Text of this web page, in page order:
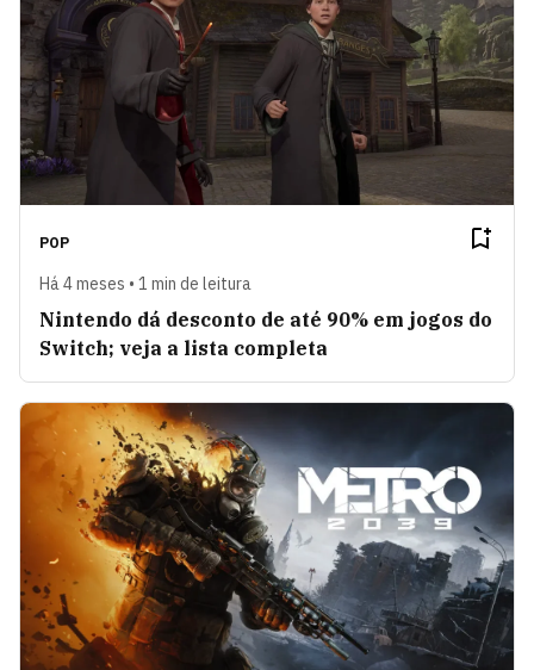
POP
Há 4 meses • 1 min de leitura
Nintendo dá desconto de até 90% em jogos do
Switch; veja a lista completa